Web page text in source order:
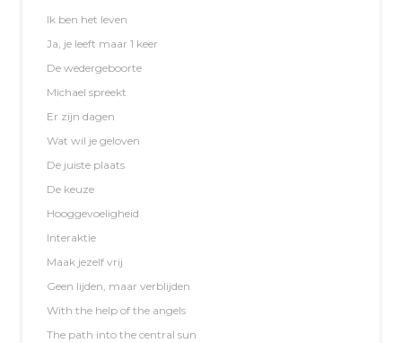
Ik ben het leven
Ja, je leeft maar 1 keer
De wedergeboorte
Michael spreekt
Er zijn dagen
Wat wil je geloven
De juiste plaats
De keuze
Hooggevoeligheid
Interaktie
Maak jezelf vrij
Geen lijden, maar verblijden
With the help of the angels
The path into the central sun